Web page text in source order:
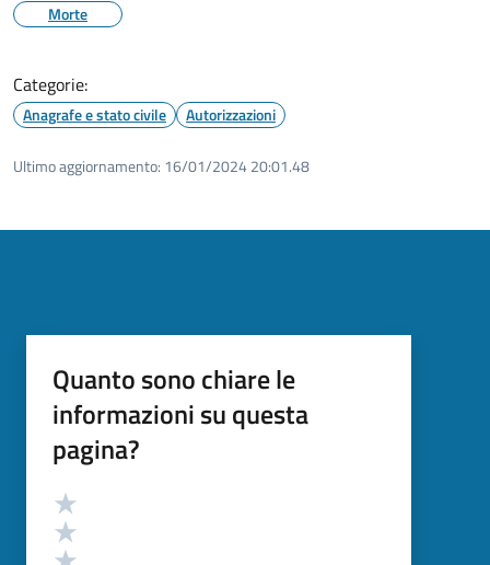
Morte
Categorie:
Anagrafe e stato civile Autorizzazioni
Ultimo aggiornamento: 16/01/2024 20:01.48
Quanto sono chiare le
informazioni su questa
pagina?
Valutazione